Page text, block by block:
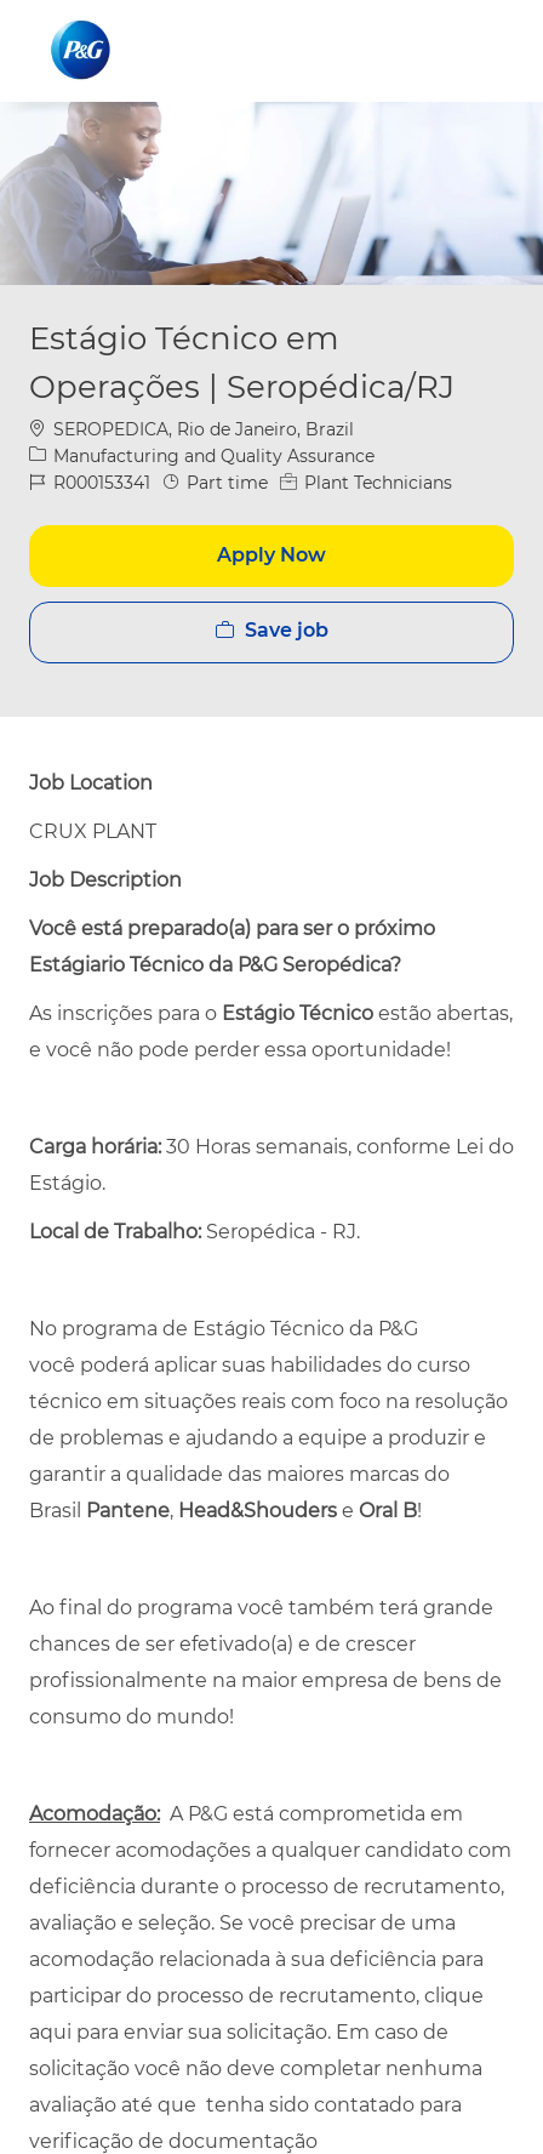
Estágio Técnico em
Operações | Seropédica/RJ
Location
SEROPEDICA, Rio de Janeiro, Brazil
Category
Manufacturing and Quality Assurance
Job IdR000153341 Job Type
Part time Plant Technicians
Apply Now
Save job
Job Location
CRUX PLANT
Job Description
Você está preparado(a) para ser o próximo
Estágiario Técnico da P&G Seropédica?
As inscrições para o Estágio Técnico estão abertas,
e você não pode perder essa oportunidade!
Carga horária:30 Horas semanais, conforme Lei do
Estágio.
Local de Trabalho: Seropédica - RJ.
No programa de Estágio Técnico da P&G
você poderá aplicar suas habilidades do curso
técnico em situações reais com foco na resolução
de problemas e ajudando a equipe a produzir e
garantir a qualidade das maiores marcas do
Brasil Pantene, Head&Shouders e Oral B!
Ao final do programa você também terá grande
chances de ser efetivado(a) e de crescer
profissionalmente na maior empresa de bens de
consumo do mundo!
Acomodação:A P&G está comprometida em
fornecer acomodações a qualquer candidato com
deficiência durante o processo de recrutamento,
avaliação e seleção. Se você precisar de uma
acomodação relacionada à sua deficiência para
participar do processo de recrutamento, clique
aqui para enviar sua solicitação. Em caso de
solicitação você não deve completar nenhuma
avaliação até que tenha sido contatado para
verificação de documentação